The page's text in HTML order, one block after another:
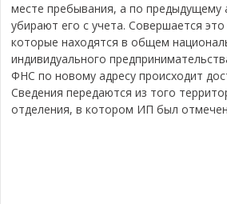
месте пребывания, а по предыдущему
убирают его с учета. Совершается
которые находятся в общем
индивидуального
ФНС по новому адресу происходит
Сведения передаются из того
отделения, в котором ИП был